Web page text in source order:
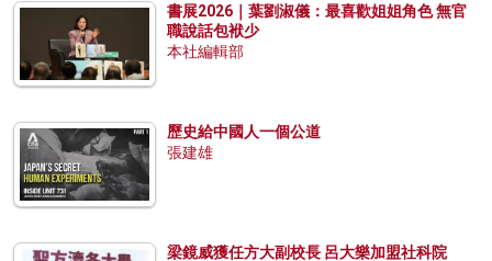
書展2026｜葉劉淑儀：最喜歡姐姐角色 無官
職說話包袱少
本社編輯部
歷史給中國人一個公道
張建雄
梁鏡威獲任方大副校長 呂大樂加盟社科院